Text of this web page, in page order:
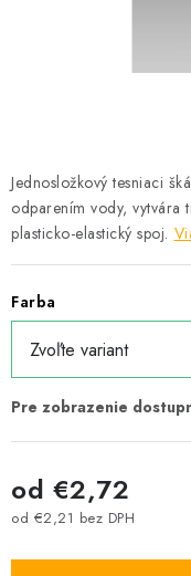
Podmínky ochrany
Jednosložkový tesniaci
odparením vody, vytvára
plasticko-elastický spoj.
Farba
od €2,72
od €2,21 bez DPH